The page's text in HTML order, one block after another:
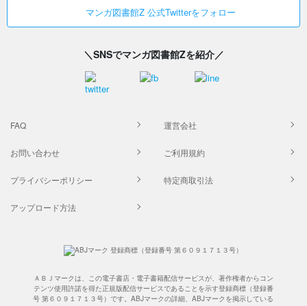
マンガ図書館Z 公式Twitterをフォロー
＼SNSでマンガ図書館Zを紹介／
FAQ 運営会社
お問い合わせ ご利用規約
プライバシーポリシー 特定商取引法
アップロード方法
ＡＢＪマークは、この電子書店・電子書籍配信サービスが、著作権者からコン
テンツ使用許諾を得た正規版配信サービスであることを示す登録商標（登録番
号 第６０９１７１３号）です。ABJマークの詳細、ABJマークを掲示している